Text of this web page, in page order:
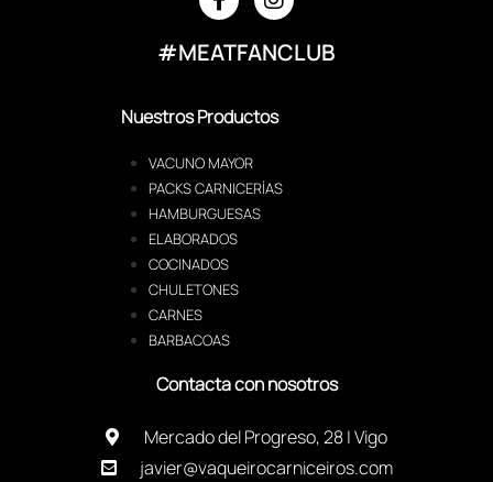
#MEATFANCLUB
Nuestros Productos
VACUNO MAYOR
PACKS CARNICERÍAS
HAMBURGUESAS
ELABORADOS
COCINADOS
CHULETONES
CARNES
BARBACOAS
Contacta con nosotros
Mercado del Progreso, 28 | Vigo
javier@vaqueirocarniceiros.com